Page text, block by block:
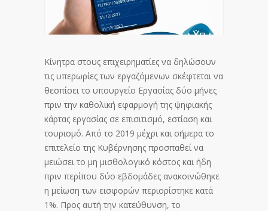
Κίνητρα στους επιχειρηματίες να δηλώσουν
τις υπερωρίες των εργαζόμενων σκέφτεται να
θεσπίσει το υπουργείο Εργασίας δύο μήνες
πριν την καθολική εφαρμογή της ψηφιακής
κάρτας εργασίας σε επισιτισμό, εστίαση και
τουρισμό. Από το 2019 μέχρι και σήμερα το
επιτελείο της Κυβέρνησης προσπαθεί να
μειώσει το μη μισθολογικό κόστος και ήδη
πριν περίπου δύο εβδομάδες ανακοινώθηκε
η μείωση των εισφορών περιορίστηκε κατά
1%. Προς αυτή την κατεύθυνση, το